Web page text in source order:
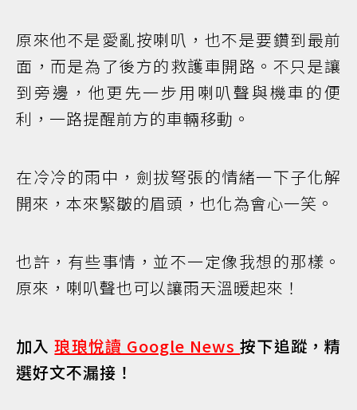
原來他不是愛亂按喇叭，也不是要鑽到最前
面，而是為了後方的救護車開路。不只是讓
到旁邊，他更先一步用喇叭聲與機車的便
利，一路提醒前方的車輛移動。
在冷冷的雨中，劍拔弩張的情緒一下子化解
開來，本來緊皺的眉頭，也化為會心一笑。
也許，有些事情，並不一定像我想的那樣。
原來，喇叭聲也可以讓雨天溫暖起來！
加入琅琅悅讀 Google News按下追蹤，精
選好文不漏接！